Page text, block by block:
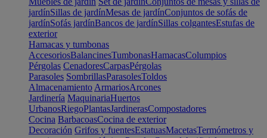
jardínSillas de jardínMesas de jardínConjuntos de sofás de
jardínSofás jardínBancos de jardínSillas colgantesEstufas de
exterior
Hamacas y tumbonas
AccesoriosBalancinesTumbonasHamacasColumpios
Pérgolas CenadoresCarpasPérgolas
Parasoles SombrillasParasolesToldos
Almacenamiento ArmariosArcones
Jardinería MaquinariaHuertos
UrbanosRiegoPlantasJardinerasCompostadores
Cocina BarbacoasCocina de exterior
Decoración Grifos y fuentesEstatuasMacetasTermómetros y